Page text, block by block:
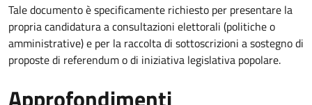
Tale documento è specificamente richiesto per presentare la
propria candidatura a consultazioni elettorali (politiche o
amministrative) e per la raccolta di sottoscrizioni a sostegno di
proposte di referendum o di iniziativa legislativa popolare.